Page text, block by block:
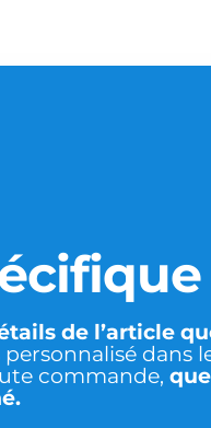
de l’article
dans
commande,